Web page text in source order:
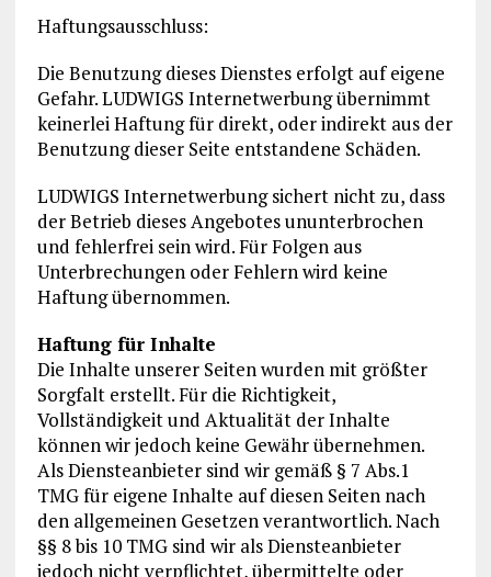
Haftungsausschluss:
Die Benutzung dieses Dienstes erfolgt auf eigene
Gefahr. LUDWIGS Internetwerbung übernimmt
keinerlei Haftung für direkt, oder indirekt aus der
Benutzung dieser Seite entstandene Schäden.
LUDWIGS Internetwerbung sichert nicht zu, dass
der Betrieb dieses Angebotes ununterbrochen
und fehlerfrei sein wird. Für Folgen aus
Unterbrechungen oder Fehlern wird keine
Haftung übernommen.
Haftung für Inhalte
Die Inhalte unserer Seiten wurden mit größter
Sorgfalt erstellt. Für die Richtigkeit,
Vollständigkeit und Aktualität der Inhalte
können wir jedoch keine Gewähr übernehmen.
Als Diensteanbieter sind wir gemäß § 7 Abs.1
TMG für eigene Inhalte auf diesen Seiten nach
den allgemeinen Gesetzen verantwortlich. Nach
§§ 8 bis 10 TMG sind wir als Diensteanbieter
jedoch nicht verpflichtet, übermittelte oder